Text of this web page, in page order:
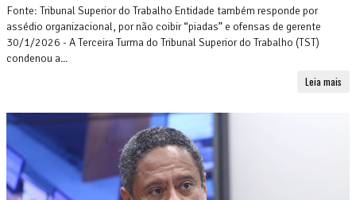
Fonte: Tribunal Superior do Trabalho Entidade também responde por
assédio organizacional, por não coibir “piadas” e ofensas de gerente
30/1/2026 - A Terceira Turma do Tribunal Superior do Trabalho (TST)
condenou a...
Leia mais